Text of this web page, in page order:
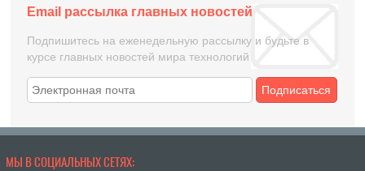
Email рассылка главных новостей
Подпишитесь на еженедельную рассылку и будьте в
курсе главных новостей мира технологий
Подписаться
МЫ В СОЦИАЛЬНЫХ СЕТЯХ: